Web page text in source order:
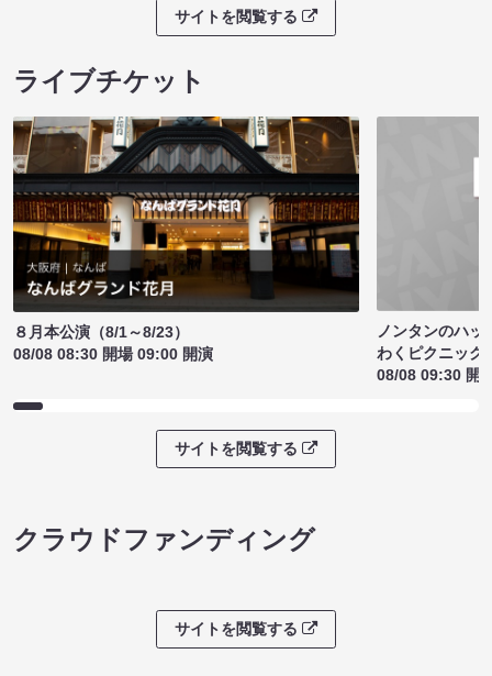
サイトを閲覧する
ライブチケット
８月本公演（8/1～8/23）
08/08 08:30 開場 09:00 開演
ノンタンのハッ
わくピクニック
08/08 09:30 開
サイトを閲覧する
クラウドファンディング
サイトを閲覧する